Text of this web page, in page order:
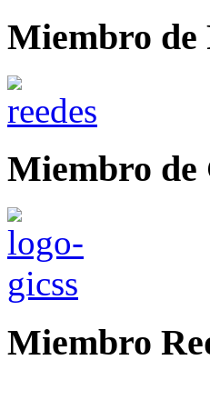
Miembro de
Miembro de
Miembro